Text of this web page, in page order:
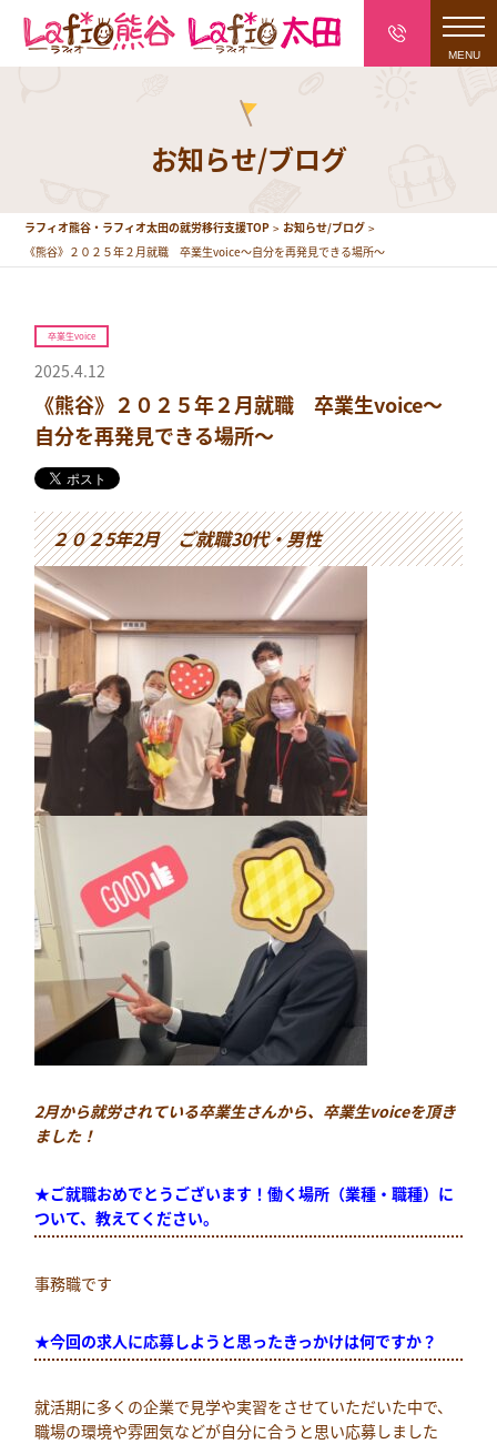
お知らせ/ブログ
ラフィオ熊谷・ラフィオ太田の就労移行支援TOP
お知らせ/ブログ
《熊谷》２０２５年２月就職 卒業生voice～自分を再発見できる場所～
卒業生voice
2025.4.12
《熊谷》２０２５年２月就職 卒業生voice～
自分を再発見できる場所～
２０２5年2月ご就職30代・男性
2月から就労されている卒業生さんから、卒業生voiceを頂き
ました！
★ご就職おめでとうございます！働く場所（業種・職種）に
ついて、教えてください。
事務職です
★今回の求人に応募しよ うと思ったきっかけは何ですか？
就活期に多くの企業で見学や実習をさせていただいた中で、
職場の環境や雰囲気などが自分に合うと思い応募しました